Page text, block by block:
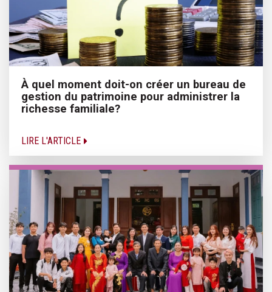
À quel moment doit-on créer un bureau de
gestion du patrimoine pour administrer la
richesse familiale?
LIRE L'ARTICLE